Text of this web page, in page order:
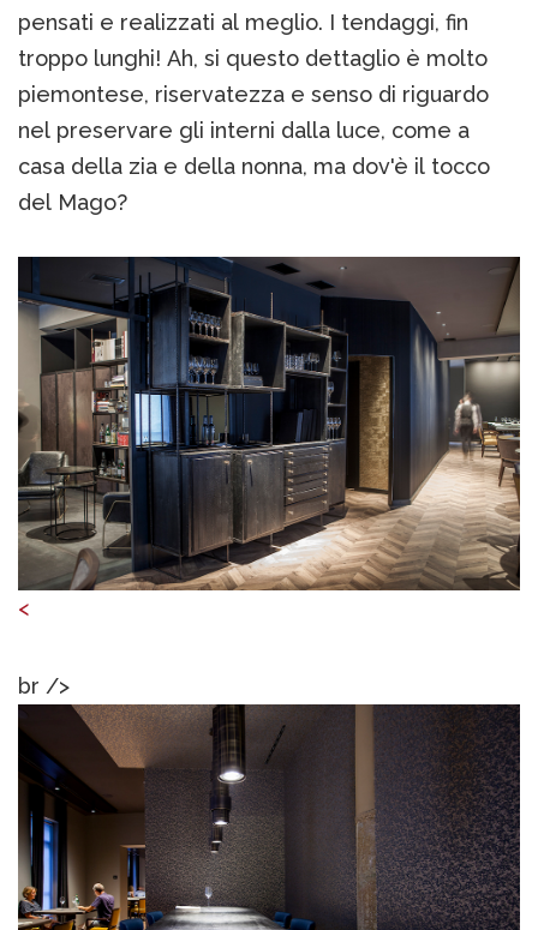
pensati e realizzati al meglio. I tendaggi, fin
troppo lunghi! Ah, si questo dettaglio è molto
piemontese, riservatezza e senso di riguardo
nel preservare gli interni dalla luce, come a
casa della zia e della nonna, ma dov'è il tocco
del Mago?
<
br />